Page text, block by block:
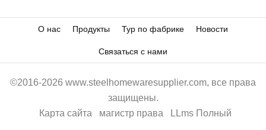
О нас Продукты Тур по фабрике Новости
Связаться с нами
©2016-2026 www.steelhomewaresupplier.com, все права
защищены.
Карта сайта
магистр права LLms Полный